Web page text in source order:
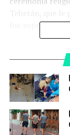
fue suprimida»,
Qué es
Irán
La Policía de la
Orientación, fue
(2005 a 2013)